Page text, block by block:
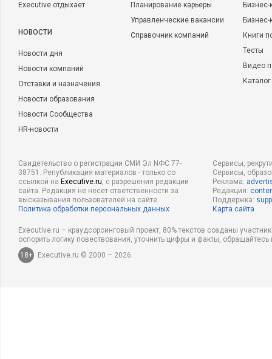
Executive отдыхает
НОВОСТИ
Новости дня
Новости компаний
Отставки и назначения
Новости образования
Новости Сообщества
HR-новости
Планирование карьеры
Управленческие вакансии
Справочник компаний
Бизнес-
Книги
Тесты
Видео
Свидетельство о регистрации СМИ Эл NФС 77-
38751. Републикация материалов - только со
ссылкой на Executive.ru, с разрешения редакции
сайта. Редакция не несет ответственности за
высказывания пользователей на сайте.
Политика обработки персональных данных
Сервисы,
Сервисы,
Реклама:
Редакция:
Поддержка:
Карта сайта
Executive.ru – краудсорсинговый проект, 80% текстов созданы
оспорить логику повествования, уточнить цифры и факты,
18+
Executive.ru © 2000 – 2026.